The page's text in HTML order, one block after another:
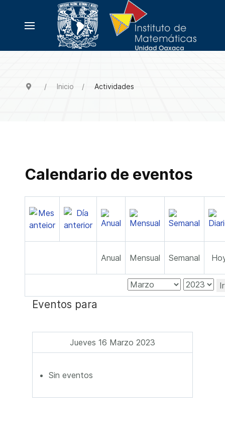
Inicio Actividades
Calendario de eventos
Anual Mensual Semanal
Eventos para
Jueves 16 Marzo 2023
Sin eventos